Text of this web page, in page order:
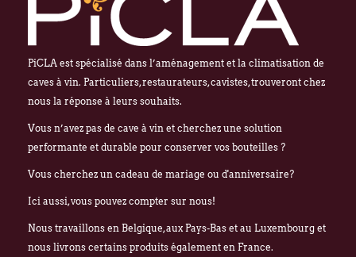
PiCLA est spécialisé dans l’aménagement et la climatisation de
caves à vin. Particuliers, restaurateurs, cavistes, trouveront chez
nous la réponse à leurs souhaits.
Vous n’avez pas de cave à vin et cherchez une solution
performante et durable pour conserver vos bouteilles ?
Vous cherchez un cadeau de mariage ou d'anniversaire?
Ici aussi, vous pouvez compter sur nous!
Nous travaillons en Belgique, aux Pays-Bas et au Luxembourg et
nous livrons certains produits également en France.